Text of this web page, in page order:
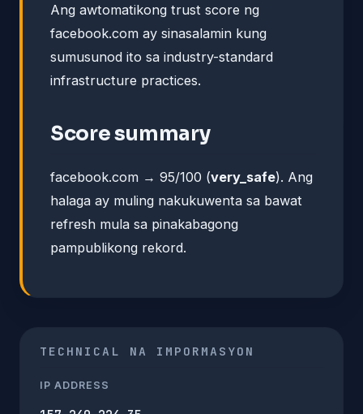
Ang awtomatikong trust score ng
facebook.com ay sinasalamin kung
sumusunod ito sa industry-standard
infrastructure practices.
Score summary
facebook.com → 95/100 (very_safe). Ang
halaga ay muling nakukuwenta sa bawat
refresh mula sa pinakabagong
pampublikong rekord.
TECHNICAL NA IMPORMASYON
IP ADDRESS